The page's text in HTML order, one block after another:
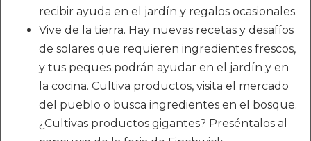
recibir ayuda en el jardín y regalos ocasionales.
Vive de la tierra. Hay nuevas recetas y desafíos
de solares que requieren ingredientes frescos,
y tus peques podrán ayudar en el jardín y en
la cocina. Cultiva productos, visita el mercado
del pueblo o busca ingredientes en el bosque.
¿Cultivas productos gigantes? Preséntalos al